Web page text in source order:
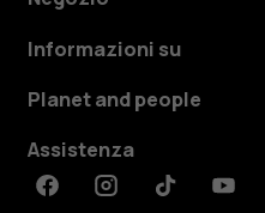
Informazioni su
Planet and people
Assistenza
FacebookInstagramTiktok